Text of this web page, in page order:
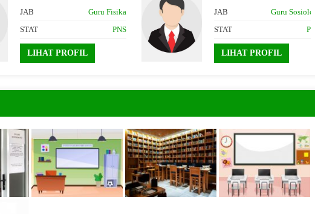
JAB
Guru Fisika
STAT
PNS
LIHAT PROFIL
JAB
Guru Sosiologi
STAT
PNS
LIHAT PROFIL